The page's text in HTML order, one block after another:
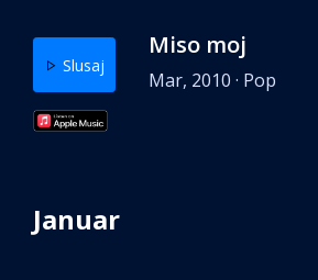
Slusaj
Miso moj
Mar, 2010 · Pop
Januar